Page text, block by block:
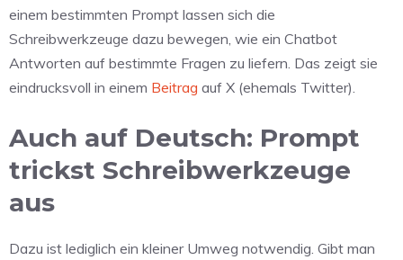
einem bestimmten Prompt lassen sich die
Schreibwerkzeuge dazu bewegen, wie ein Chatbot
Antworten auf bestimmte Fragen zu liefern. Das zeigt sie
eindrucksvoll in einem Beitrag auf X (ehemals Twitter).
Auch auf Deutsch: Prompt
trickst Schreibwerkzeuge
aus
Dazu ist lediglich ein kleiner Umweg notwendig. Gibt man